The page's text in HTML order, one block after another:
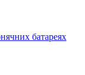
батареях